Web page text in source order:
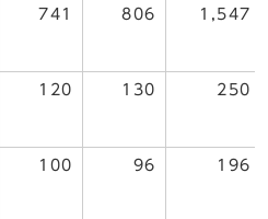
741 806 1,547
120 130 250
100 96 196